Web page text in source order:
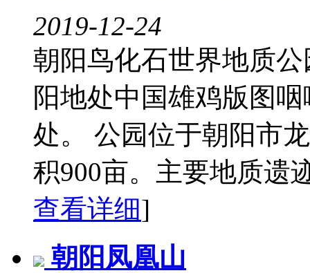
2019-12-24
朝阳鸟化石世界地质
阳地处中国雄鸡版图
处。 公园位于朝阳市
积900亩。主要地质遗
查看详细]
朝阳凤凰山